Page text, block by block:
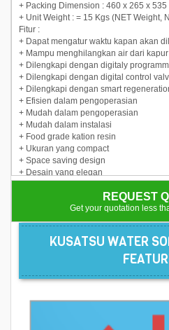
+ Packing Dimension : 460 x 265 x 535
+ Unit Weight : = 15 Kgs (NET Weight,
Fitur :
+ Dapat mengatur waktu kapan akan
+ Mampu menghilangkan air dari
+ Dilengkapi dengan digitaly
+ Dilengkapi dengan digital control
+ Dilengkapi dengan smart
+ Efisien dalam pengoperasian
+ Mudah dalam pengoperasian
+ Mudah dalam instalasi
+ Food grade kation resin
+ Ukuran yang compact
+ Space saving design
+ Desain yang elegan
REQUEST
Get your quotation less
KUSATSU WATER